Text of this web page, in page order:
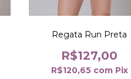
Regata Run Preta
R$127,00
R$120,65 com Pix